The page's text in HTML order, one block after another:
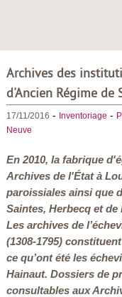
Archives des
d'Ancien Régime de
17/11/2016 - Inventoriage -
Neuve
En 2010, la fabrique
Archives de l'État à
paroissiales ainsi que
Saintes, Herbecq et
Les archives de
(1308-1795)
ce qu’ont été les
Hainaut. Dossiers de
consultables aux